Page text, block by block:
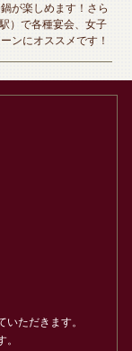
が楽しめます！さら
）で各種宴会、女子
ンにオススメです！
ただきます。